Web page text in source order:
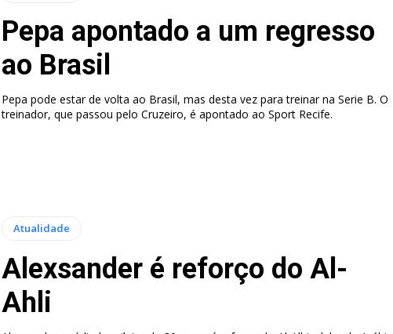
Pepa apontado a um regresso
ao Brasil
Pepa pode estar de volta ao Brasil, mas desta vez para treinar na Serie B. O
treinador, que passou pelo Cruzeiro, é apontado ao Sport Recife.
Atualidade
Alexsander é reforço do Al-
Ahli